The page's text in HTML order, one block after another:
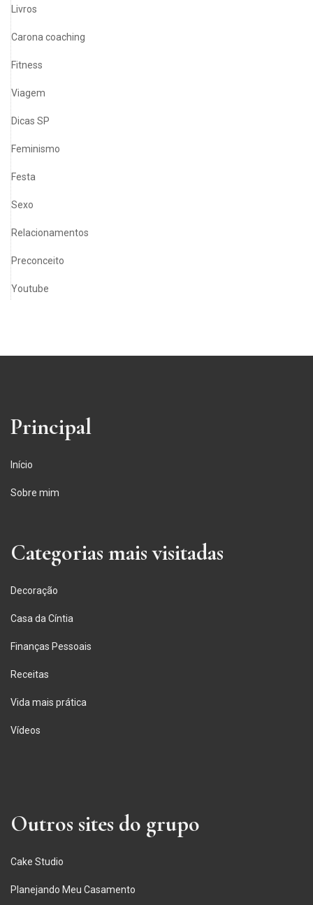
Livros
Carona coaching
Fitness
Viagem
Dicas SP
Feminismo
Festa
Sexo
Relacionamentos
Preconceito
Youtube
Principal
Início
Sobre mim
Categorias mais visitadas
Decoração
Casa da Cíntia
Finanças Pessoais
Receitas
Vida mais prática
Vídeos
Outros sites do grupo
Cake Studio
Planejando Meu Casamento